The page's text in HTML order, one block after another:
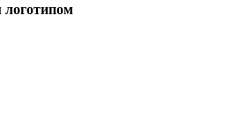
логотипом